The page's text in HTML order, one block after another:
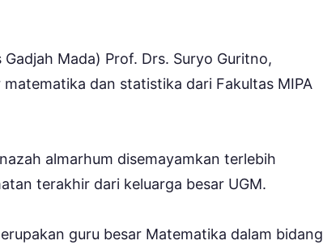
Mada) Prof. Drs. Suryo Guritno,
dan statistika dari Fakultas MIPA
almarhum disemayamkan terlebih
terakhir dari keluarga besar UGM.
guru besar Matematika dalam bidang